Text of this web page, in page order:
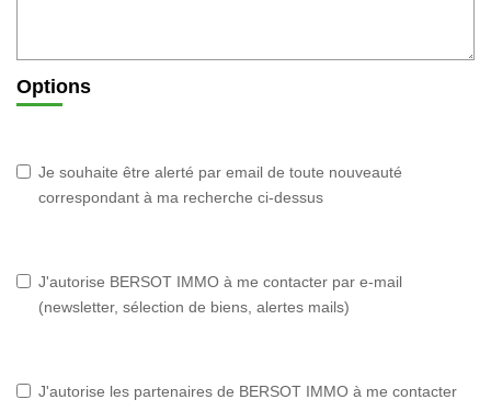
Options
Je souhaite être alerté par email de toute nouveauté
correspondant à ma recherche ci-dessus
J'autorise BERSOT IMMO à me contacter par e-mail
(newsletter, sélection de biens, alertes mails)
J'autorise les partenaires de BERSOT IMMO à me contacter